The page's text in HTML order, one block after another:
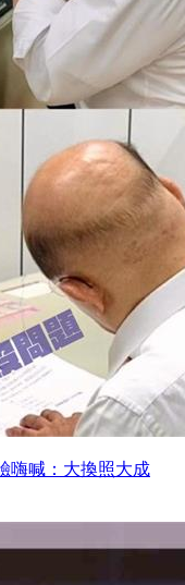
嗨喊：大換照大成